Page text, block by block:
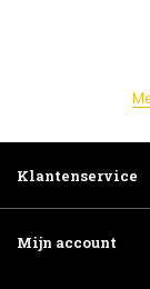
Klantenservice
Mijn account